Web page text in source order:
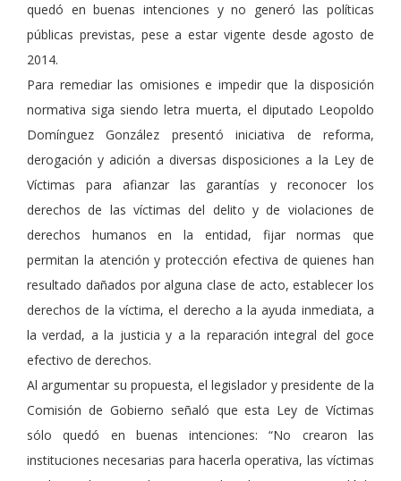
quedó en buenas intenciones y no generó las políticas
públicas previstas, pese a estar vigente desde agosto de
2014.
Para remediar las omisiones e impedir que la disposición
normativa siga siendo letra muerta, el diputado Leopoldo
Domínguez González presentó iniciativa de reforma,
derogación y adición a diversas disposiciones a la Ley de
Víctimas para afianzar las garantías y reconocer los
derechos de las víctimas del delito y de violaciones de
derechos humanos en la entidad, fijar normas que
permitan la atención y protección efectiva de quienes han
resultado dañados por alguna clase de acto, establecer los
derechos de la víctima, el derecho a la ayuda inmediata, a
la verdad, a la justicia y a la reparación integral del goce
efectivo de derechos.
Al argumentar su propuesta, el legislador y presidente de la
Comisión de Gobierno señaló que esta Ley de Víctimas
sólo quedó en buenas intenciones: “No crearon las
instituciones necesarias para hacerla operativa, las víctimas